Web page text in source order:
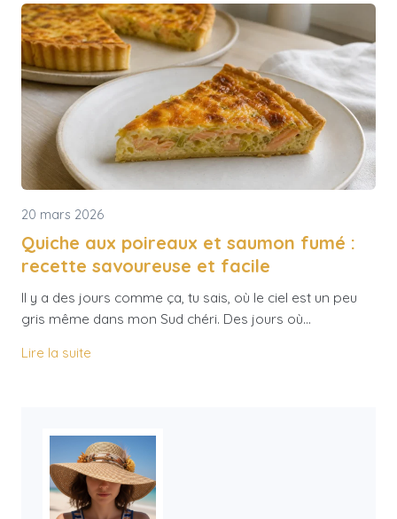
20 mars 2026
Quiche aux poireaux et saumon fumé :
recette savoureuse et facile
Il y a des jours comme ça, tu sais, où le ciel est un peu
gris même dans mon Sud chéri. Des jours où…
Lire la suite